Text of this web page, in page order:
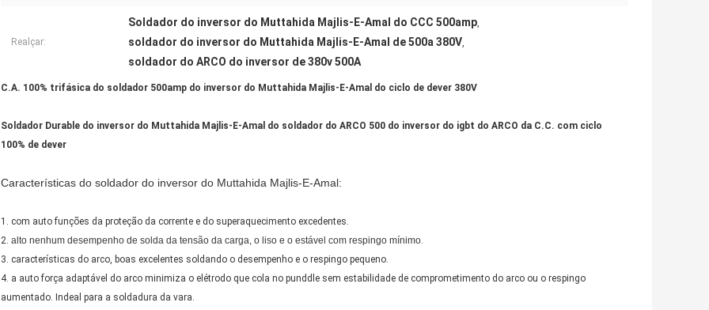
Realçar:
Soldador do inversor do Muttahida Majlis-E-Amal do CCC 500amp,
soldador do inversor do Muttahida Majlis-E-Amal de 500a 380V,
soldador do ARCO do inversor de 380v 500A
C.A. 100% trifásica do soldador 500amp do inversor do Muttahida Majlis-E-Amal do ciclo de dever 380V
Soldador Durable do inversor do Muttahida Majlis-E-Amal do soldador do ARCO 500 do inversor do igbt do ARCO da C.C. com ciclo
100% de dever
Características do soldador do inversor do Muttahida Majlis-E-Amal:
1. com auto funções da proteção da corrente e do superaquecimento excedentes.
2. alto nenhum desempenho de solda da tensão da carga, o liso e o estável com respingo mínimo.
3. características do arco, boas excelentes soldando o desempenho e o respingo pequeno.
4. a auto força adaptável do arco minimiza o elétrodo que cola no punddle sem estabilidade de comprometimento do arco ou o respingo
aumentado. Indeal para a soldadura da vara.